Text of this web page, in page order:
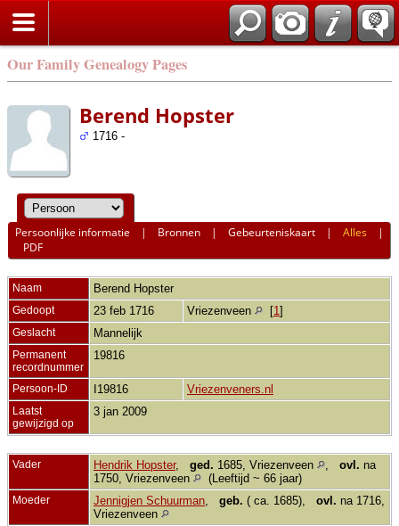
Our Family Genealogy Pages
Berend Hopster
1716 -
Persoonlijke informatie | Bronnen |Gebeurteniskaart |Alles |
PDF
Naam Berend Hopster
Gedoopt 23 feb 1716 Vriezenveen [1 ]
Geslacht Mannelijk
Permanent
recordnummer
19816
Persoon-ID I19816 Vriezenveners.nl
Laatst
gewijzigd op
3 jan 2009
Vader Hendrik Hopster, ged. 1685, Vriezenveen ovl. na
1750, Vriezenveen
(Leeftijd ~ 66 jaar)
Moeder Jennigjen Schuurman geb. ( ca. 1685), ovl. na 1716,
Vriezenveen